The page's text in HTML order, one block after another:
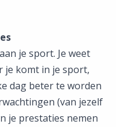
je sport. Je weet
je komt in je sport,
dag beter te worden
(van jezelf
je prestaties nemen